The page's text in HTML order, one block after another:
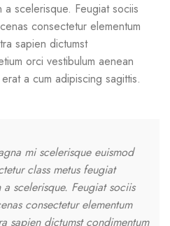
scelerisque. Feugiat sociis
consectetur elementum
sapien dictumst
orci vestibulum aenean
a cum adipiscing sagittis.
mi scelerisque euismod
class metus feugiat
scelerisque. Feugiat sociis
consectetur elementum
sapien dictumst condimentum